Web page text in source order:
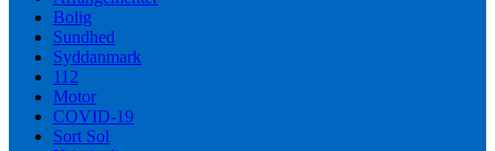
Bolig
Sundhed
Syddanmark
112
Motor
COVID-19
Sort Sol